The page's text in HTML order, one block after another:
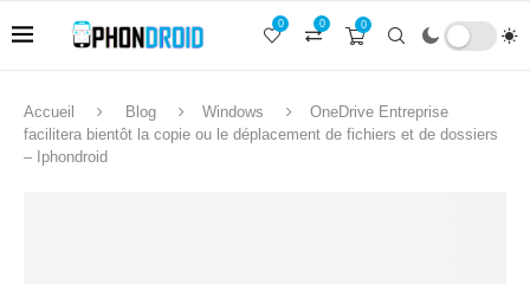
0
0
0
Accueil Blog Windows
OneDrive Entreprise
facilitera bientôt la copie ou le déplacement de fichiers et de dossiers
– Iphondroid